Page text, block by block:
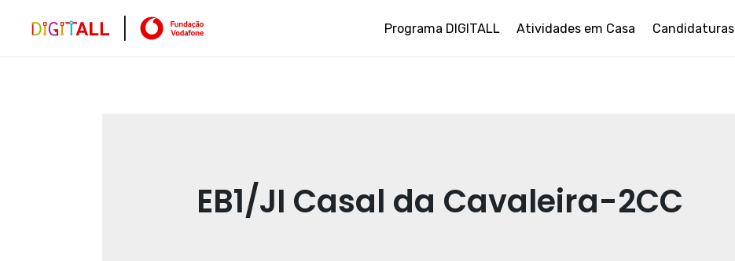
Programa DIGITALL Atividades em Casa Candidaturas
EB1/JI Casal da Cavaleira-2CC